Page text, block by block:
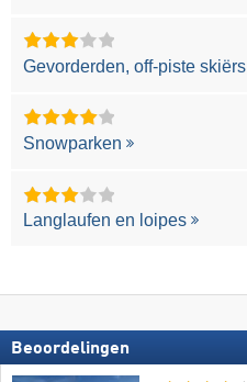
Gevorderden, off-piste skiërs
Snowparken
Langlaufen en loipes
Beoordelingen